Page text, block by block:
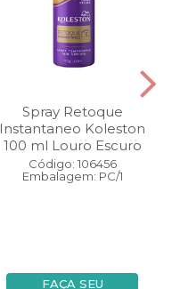
Spray Retoque
Instantaneo Koleston
100 ml Louro Escuro
Código: 106456
Embalagem: PC/1
FAÇA SEU